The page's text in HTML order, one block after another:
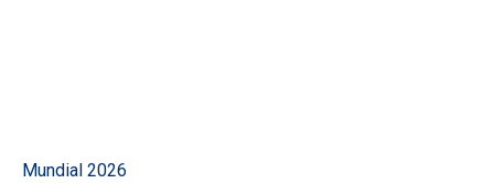
Mundial 2026